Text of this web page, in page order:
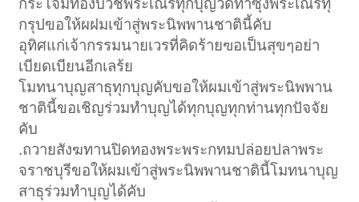
กรุปขอให้ผฝมเข้าสู่พระนิพพานชาตินี้คับ
อุทิศแก่เจ้ากรรมนายเวรที่คิดร้ายฃอเป็นสุขๆอย่า
เบียดเบียนอีกเลร้ย
โมทนาบุญสาธุทุกบุญคับขอให้ผมเข้าสู่พระนิพพาน
ชาตินี้ขอเชิญร่วมทำบุญได้ทุกบุญทุกท่านทุกปัจจัย
คับ
.ถวายสังฆทานปิดทองพระพระกทมปล่อยปลาพระ
จราชบุรีขอให้ผมเข้าสู่พระนิพพานชาตินี้โมทนาบุญ
สาธุร่วมทำบุญได้คับ